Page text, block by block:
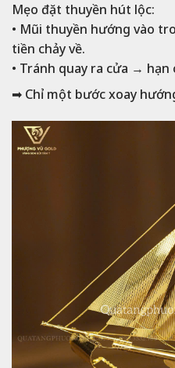
Mẹo đặt thuyền hút lộc:
• Mũi thuyền hướng vào
tiền chảy về.
• Tránh quay ra cửa →
➡ Chỉ một bước xoay